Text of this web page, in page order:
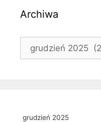
Archiwa
Archiwa
grudzień 2025